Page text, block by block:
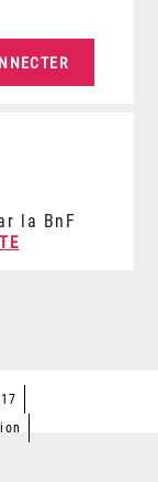
la BnF